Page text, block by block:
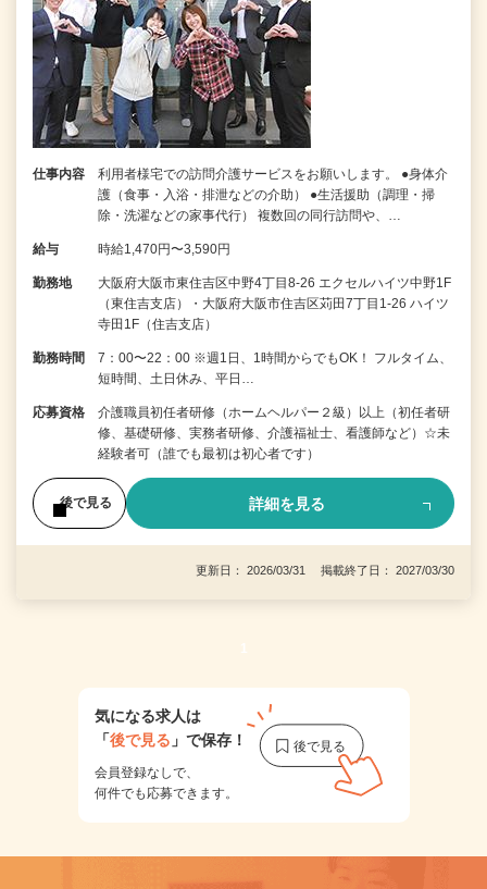
仕事内容
利用者様宅での訪問介護サービスをお願いします。 ●身体介
護（食事・入浴・排泄などの介助） ●生活援助（調理・掃
除・洗濯などの家事代行） 複数回の同行訪問や、…
給与 時給1,470円〜3,590円
勤務地
大阪府大阪市東住吉区中野4丁目8-26 エクセルハイツ中野1F
（東住吉支店）・大阪府大阪市住吉区苅田7丁目1-26 ハイツ
寺田1F（住吉支店）
勤務時間
7：00〜22：00 ※週1日、1時間からでもOK！ フルタイム、
短時間、土日休み、平日…
応募資格
介護職員初任者研修（ホームヘルパー２級）以上（初任者研
修、基礎研修、実務者研修、介護福祉士、看護師など）☆未
経験者可（誰でも最初は初心者です）
後で見る 詳細を見る
更新日： 2026/03/31 掲載終了日： 2027/03/30
1
気になる求人は
「後で見る 」で保存！
会員登録なしで、
何件でも応募できます。